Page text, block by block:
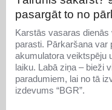
pasargāt to no
Karstās vasaras
parasti. Pārkaršana var
akumulatora veiktspēju
laiku. Labā ziņa – bieži
paradumiem, lai no tā
izdevums “BGR”.